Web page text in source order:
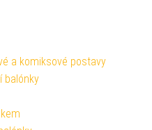
a komiksové postavy
balónky